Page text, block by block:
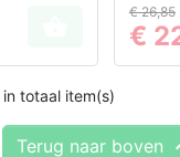
Prijs
€ 26,85
€
totaal item(s)
Terug naar boven